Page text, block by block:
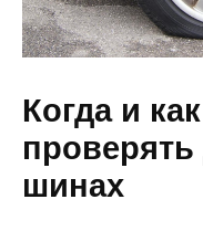
Когда и
шинах